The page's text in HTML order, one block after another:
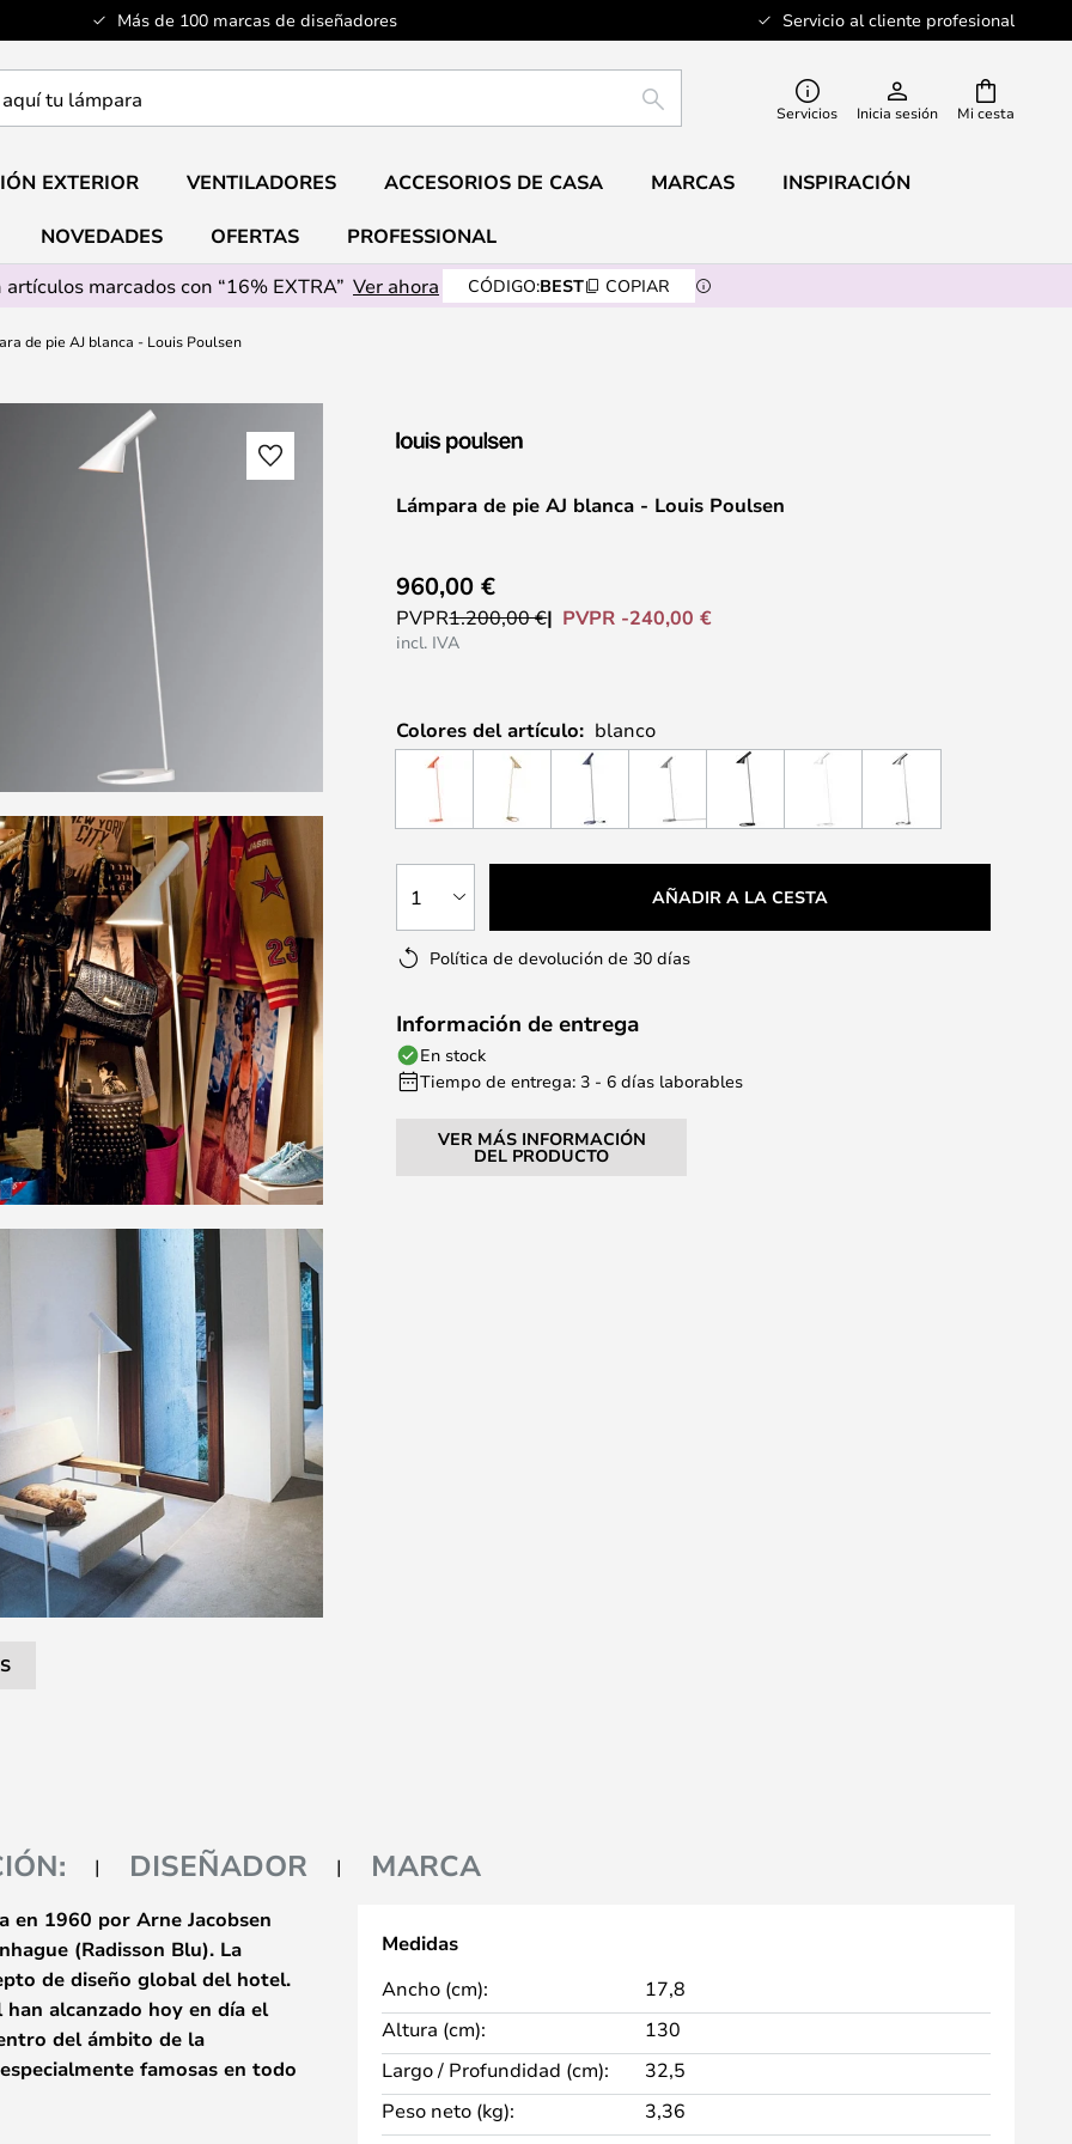
Más de 100 marcas de diseñadores Servicio al cliente profesional
Mi cesta
BUSCAR Servicios Inicia sesión
EXTERIOR VENTILADORES ACCESORIOS DE CASA MARCAS INSPIRACIÓN
NOVEDADES OFERTAS
PROFESSIONAL
artículos marcados con “16% EXTRA” Ver ahora CÓDIGO:BEST COPIAR
de pie AJ blanca - Louis Poulsen
Lámpara de pie AJ blanca - Louis Poulsen
960,00 €
PVPR1.200,00 € PVPR -240,00 €
incl. IVA
Colores del artículo: blanco
1 AÑADIR A LA CESTA
Política de devolución de 30 días
Información de entrega
En stock
Tiempo de entrega: 3 - 6 días laborables
VER MÁS INFORMACIÓN
DEL PRODUCTO
DISEÑADOR MARCA
en 1960 por Arne Jacobsen
(Radisson Blu). La
de diseño global del hotel.
alcanzado hoy en día el
del ámbito de la
famosas en todo
del lanzamiento de la
Medidas
Ancho (cm):
17,8
Altura (cm):
130
Largo / Profundidad (cm):
32,5
Peso neto (kg):
3,36